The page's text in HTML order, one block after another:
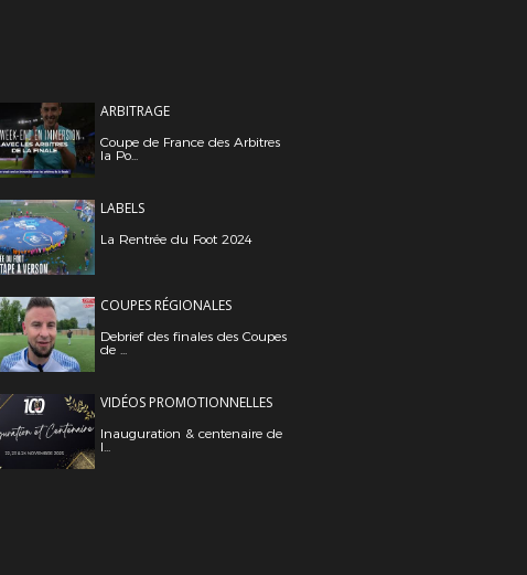
ARBITRAGE
Coupe de France des Arbitres
la Po...
LABELS
La Rentrée du Foot 2024
COUPES RÉGIONALES
Debrief des finales des Coupes
de ...
VIDÉOS PROMOTIONNELLES
Inauguration & centenaire de
l...